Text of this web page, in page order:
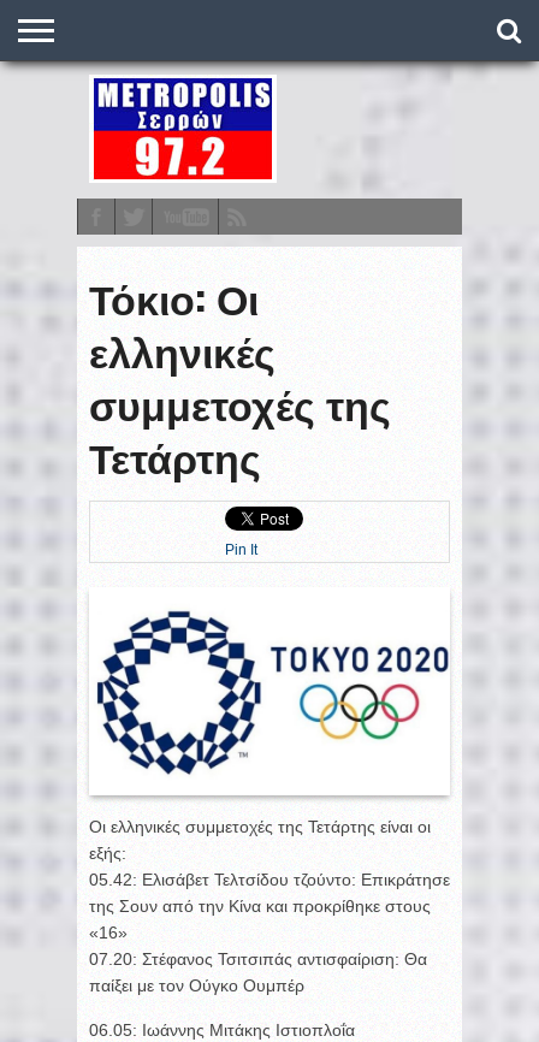
ΣΤΑΘΜΌΣ
METRONEWS
ΠΟΔΌΣΦΑΙΡΟ
ΒΑΘΜΟΛΟΓΊΕΣ
ΠΡΟΓΡΆΜΜΑΤΑ
ΣΤΟΊΧΗΜΑ
ΕΠΙΚΟΙΝΩΝΊΑ
Τόκιο: Οι
ελληνικές
συμμετοχές της
Τετάρτης
Pin It
Οι ελληνικές συμμετοχές της Τετάρτης είναι οι
εξής:
05.42: Ελισάβετ Τελτσίδου τζούντο: Επικράτησε
της Σουν από την Κίνα και προκρίθηκε στους
«16»
07.20: Στέφανος Τσιτσιπάς αντισφαίριση: Θα
παίξει με τον Ούγκο Ουμπέρ
06.05: Ιωάννης Μιτάκης Ιστιοπλοΐα